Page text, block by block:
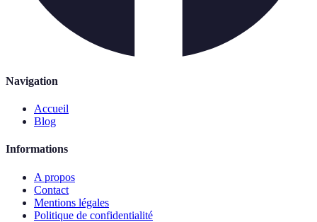
Navigation
Accueil
Blog
Informations
A propos
Contact
Mentions légales
Politique de confidentialité